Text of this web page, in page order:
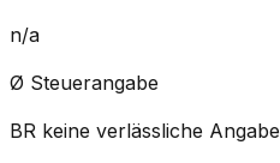
n/a
Ø Steuerangabe
BR keine verlässliche Angabe